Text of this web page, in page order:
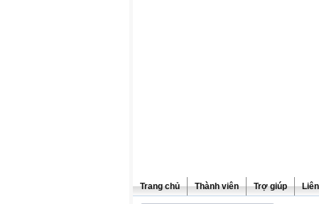
Trang chủ Thành viên Trợ giúp